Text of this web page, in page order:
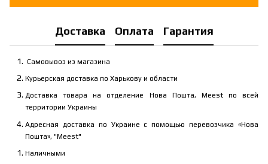
Доставка Оплата Гарантия
Самовывоз из магазина
Курьерская доставка по Харькову и области
Доставка товара на отделение Нова Пошта, Meest по всей
территории Украины
Адресная доставка по Украине с помощью перевозчика «Нова
Пошта», "Meest"
Наличными